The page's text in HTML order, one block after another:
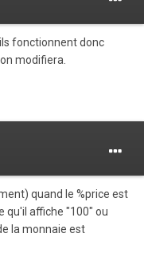
fonctionnent donc
modifiera.
quand le %price est
qu'il affiche "100" ou
la monnaie est